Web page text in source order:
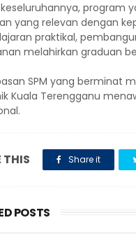
program
yang relevan dengan
praktikal,
melahirkan graduan
SPM yang berminat
Kuala Terengganu
THIS Share it
POSTS